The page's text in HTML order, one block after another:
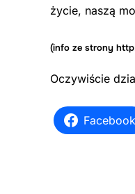
życie, naszą
(info ze strony
Oczywiście
Facebook